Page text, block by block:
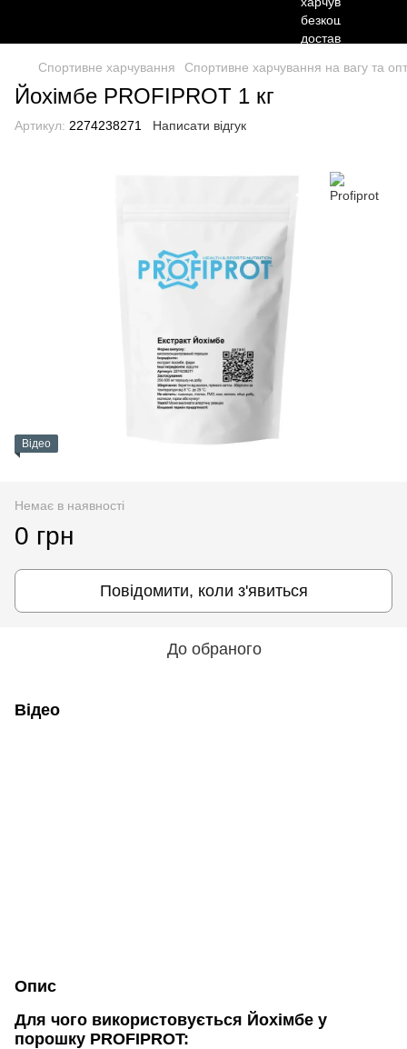
Спортивне харчування Спортивне харчування на вагу та
Йохімбе PROFIPROT 1 кг
Артикул: 2274238271 Написати відгук
Відео
Немає в наявності
0 грн
Повідомити, коли з'явиться
До обраного
Відео
Опис
Для чого використовується Йохімбе у
порошку PROFIPROT: